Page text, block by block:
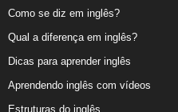
Como se diz em inglês?
Qual a diferença em inglês?
Dicas para aprender inglês
Aprendendo inglês com vídeos
Estruturas do inglês